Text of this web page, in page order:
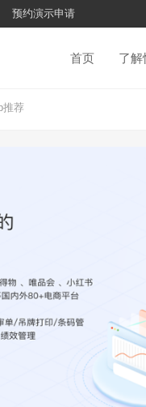
预约演示申请
首页 了解
推荐